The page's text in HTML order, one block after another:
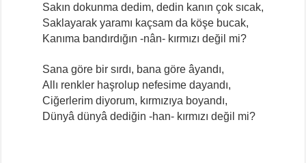
Sakın dokunma dedim, dedin kanın çok sıcak,
Saklayarak yaramı kaçsam da köşe bucak,
Kanıma bandırdığın -nân- kırmızı değil mi?
Sana göre bir sırdı, bana göre âyandı,
Allı renkler haşrolup nefesime dayandı,
Ciğerlerim diyorum, kırmızıya boyandı,
Dünyâ dünyâ dediğin -han- kırmızı değil mi?